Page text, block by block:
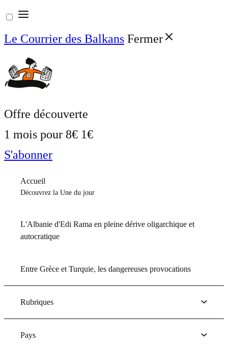
Aller
au
contenu
Le Courrier des Balkans Fermer
Offre découverte
1 mois pour 8€ 1€
S'abonner
Accueil
Découvrez la Une du jour
L'Albanie d'Edi Rama en pleine dérive oligarchique et
autocratique
Entre Grèce et Turquie, les dangereuses provocations
Rubriques
Pays